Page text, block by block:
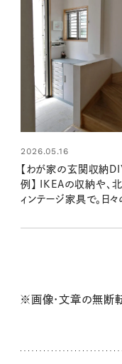
2026.05.16
【わが家の玄関収納
例】 IKEAの収納や、
ィンテージ家具で。日々
ップデート
※画像・文章の無断